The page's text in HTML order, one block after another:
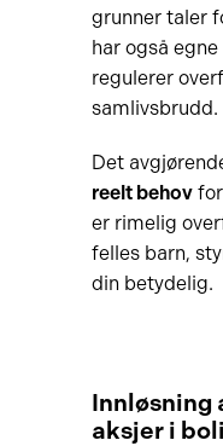
grunner taler
har også
regulerer
samlivsbrudd.
Det
reelt behovfor
er rimelig
felles barn,
din betydelig.
Innløsning
aksjer i